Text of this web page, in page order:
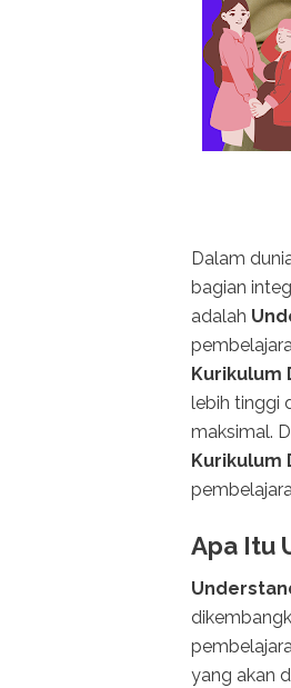
Dalam
bagian
adalah
Kurikulum
lebih tinggi
maksimal.
Kurikulum
Apa Itu
yang akan